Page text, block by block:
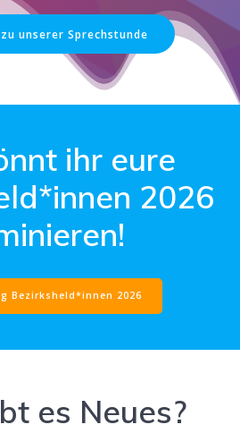
unserer Sprechstunde
ihr eure
2026
Bezirksheld*innen 2026
es Neues?